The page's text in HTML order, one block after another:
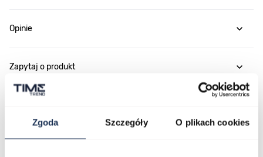
Zgoda Szczegóły O plikach cookies
Opinie
Zapytaj o produkt